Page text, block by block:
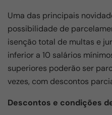
Uma das principais
possibilidade de
isenção total de multas e
inferior a 10 salários
superiores poderão ser
vezes, com descontos
Descontos e condições